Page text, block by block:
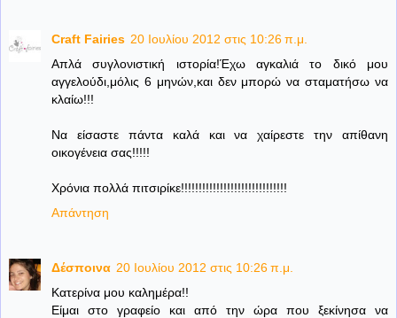
Craft Fairies 20 Ιουλίου 2012 στις 10:26 π.μ.
Απλά συγλονιστική ιστορία!Έχω αγκαλιά το δικό μου
αγγελούδι,μόλις 6 μηνών,και δεν μπορώ να σταματήσω να
κλαίω!!!
Να είσαστε πάντα καλά και να χαίρεστε την απίθανη
οικογένεια σας!!!!!
Χρόνια πολλά πιτσιρίκε!!!!!!!!!!!!!!!!!!!!!!!!!!!!!!
Απάντηση
Δέσποινα 20 Ιουλίου 2012 στις 10:26 π.μ.
Κατερίνα μου καλημέρα!!
Είμαι στο γραφείο και από την ώρα που ξεκίνησα να